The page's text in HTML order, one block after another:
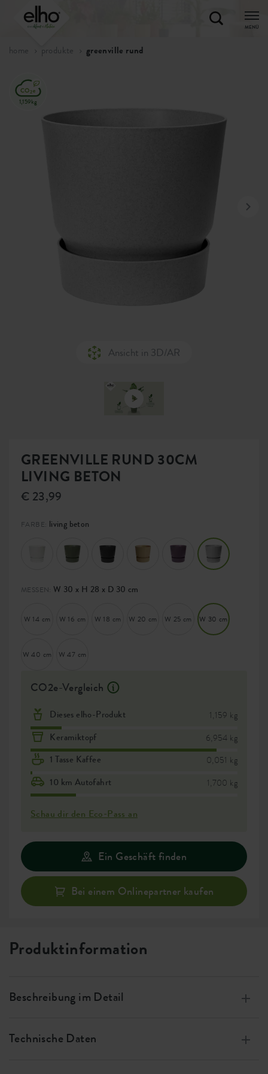
MENÜ
home produkte greenville rund
GREENVILLE RUND 30CM
LIVING BETON
€ 23,99
FARBE: living beton
MESSEN: W 30 x H 28 x D 30 cm
W 14 cm W 16 cm W 18 cm W 20 cm W 25 cm W 30 cm
W 40 cm W 47 cm
CO2e-Vergleich
Dieses elho-Produkt 1,159 kg
Keramiktopf 6,954 kg
1 Tasse Kaffee 0,051 kg
10 km Autofahrt 1,700 kg
Schau dir den Eco-Pass an
Ein Geschäft finden
Bei einem Onlinepartner kaufen
1,159kg
Ansicht in 3D/AR
Produktinformation
Beschreibung im Detail
mit Windenergie, 100% recycelbar
Technische Daten